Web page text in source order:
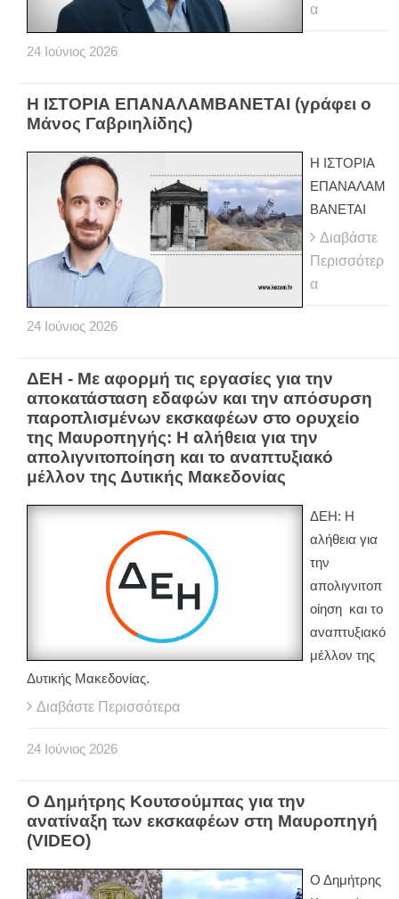
α
24 Ιούνιος 2026
Η ΙΣΤΟΡΙΑ ΕΠΑΝΑΛΑΜΒΑΝΕΤΑΙ (γράφει ο
Μάνος Γαβριηλίδης)
Η ΙΣΤΟΡΙΑ
ΕΠΑΝΑΛΑΜ
ΒΑΝΕΤΑΙ
Διαβάστε
Περισσότερ
α
24 Ιούνιος 2026
ΔΕΗ - Με αφορμή τις εργασίες για την
αποκατάσταση εδαφών και την απόσυρση
παροπλισμένων εκσκαφέων στο ορυχείο
της Μαυροπηγής: Η αλήθεια για την
απολιγνιτοποίηση και το αναπτυξιακό
μέλλον της Δυτικής Μακεδονίας
ΔΕΗ: Η
αλήθεια για
την
απολιγνιτοπ
οίηση και το
αναπτυξιακό
μέλλον της
Δυτικής Μακεδονίας.
Διαβάστε Περισσότερα
24 Ιούνιος 2026
Ο Δημήτρης Κουτσούμπας για την
ανατίναξη των εκσκαφέων στη Μαυροπηγή
(VIDEO)
Ο Δημήτρης